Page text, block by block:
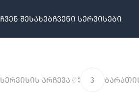
ჩვენ შესახებჩვენი სერვისები
სერვისის არჩევა 👏 3